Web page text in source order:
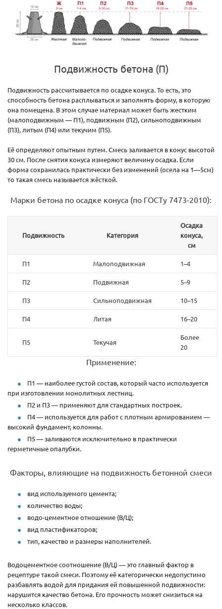
Подвижность бетона (П)
Подвижность рассчитывается по осадке конуса. То есть, это
способность бетона расплываться и заполнять форму, в которую
она помещена. В этом случае материал может быть жестким
(малоподвижным — П1), подвижным (П2), сильноподвижным
(П3), литым (П4) или текучим (П5).
Её определяют опытным путем. Смесь заливается в конус высотой
30 см. После снятия конуса измеряют величину осадка. Если
форма сохранилась практически без изменений (осела на 1—5см)
то такая смесь называется жёсткой.
Марки бетона по осадке конуса (по ГОСТу 7473-2010):
Подвижность Категория
Осадка
конуса,
см
П1 Малоподвижная 1–4
П2 Подвижная 5–9
П3 Сильноподвижная 10–15
П4 Литая 16–20
П5 Текучая
Более
20
Применение:
П1 — наиболее густой состав, который часто используется
при изготовлении монолитных лестниц.
П2 и П3 — применяют для стандартных построек.
П4 — используется для работ с плотным армированием —
высокий фундамент, колонны.
П5 — заливаются исключительно в практически
герметичные опалубки.
Факторы, влияющие на подвижность бетонной смеси
вид используемого цемента;
количество воды;
водо-цементное отношение (В/Ц);
вид пластификаторов;
тип, качество и размеры наполнителей.
Водоцементное соотношение (В/Ц) — это главный фактор в
рецептуре такой смеси. Поэтому её категорически недопустимо
разбавлять водой для придания ей повышенной подвижности:
нарушитcя качество бетона. Его прочность может снизиться на
несколько классов.